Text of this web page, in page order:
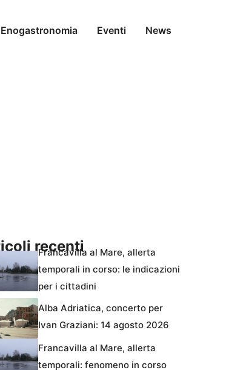
Enogastronomia Eventi News
recenti
Francavilla al Mare, allerta
temporali in corso: le indicazioni
per i cittadini
Alba Adriatica, concerto per
Ivan Graziani: 14 agosto 2026
Francavilla al Mare, allerta
temporali: fenomeno in corso